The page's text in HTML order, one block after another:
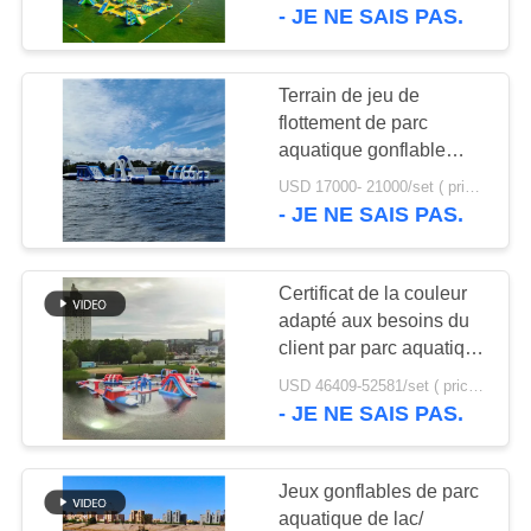
VISITE
D'USINE
CONTRÔLE
QUALITÉ
CONTACTEZ-
NOUS
DEMANDEZ
UNE
CITATION
Trampoline
gonflable
Sports aquatiques
gonflables simples
135
- JE NE SAIS PAS.
Terrain de jeu de
flottement de parc
aquatique gonflable
extérieur de TUV en
Irlande
USD 17000- 21000/set ( price just for reference, detailed prices need to be confirmed) MOQ:1 ensemble ou parts de tout le parc
- JE NE SAIS PAS.
Certificat de la couleur
adapté aux besoins du
client par parc aquatique
gonflable TUV de
capacité de 165
- JE NE SAIS PAS.
Jeux gonflables de parc
aquatique de lac/